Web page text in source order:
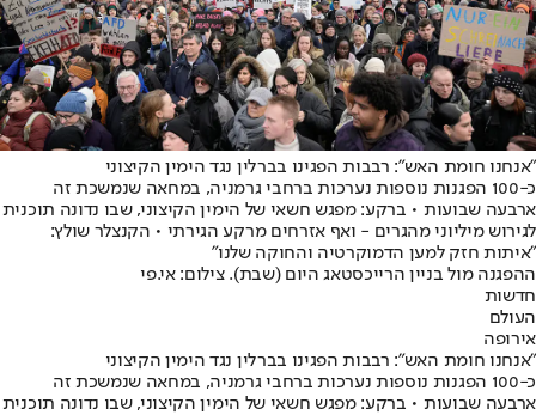
"אנחנו חומת האש": רבבות הפגינו בברלין נגד הימין הקיצוני
כ-100 הפגנות נוספות נערכות ברחבי גרמניה, במחאה שנמשכת זה
ארבעה שבועות • ברקע: מפגש חשאי של הימין הקיצוני, שבו נדונה תוכנית
לגירוש מיליוני מהגרים - ואף אזרחים מרקע הגירתי • הקנצלר שולץ:
"איתות חזק למען הדמוקרטיה והחוקה שלנו"
ההפגנה מול בניין הרייכסטאג היום (שבת). צילום: אי.פי
חדשות
העולם
אירופה
"אנחנו חומת האש": רבבות הפגינו בברלין נגד הימין הקיצוני
כ-100 הפגנות נוספות נערכות ברחבי גרמניה, במחאה שנמשכת זה
ארבעה שבועות • ברקע: מפגש חשאי של הימין הקיצוני, שבו נדונה תוכנית